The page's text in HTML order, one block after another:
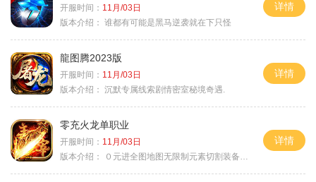
开服时间： 11月/03日
版本介绍： 谁都有可能是黑马逆袭就在下只怪
详情
龍图腾2023版
开服时间： 11月/03日
版本介绍： 沉默专属线索剧情密室秘境奇遇.
详情
零充火龙单职业
开服时间： 11月/03日
版本介绍：
０元进全图地图无限制元素切割装备鉴定
详情